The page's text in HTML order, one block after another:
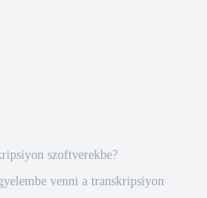
szoftverekbe?
venni a transkripsiyon